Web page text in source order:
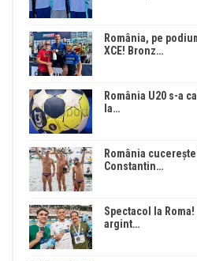
România, pe
XCE! Bronz…
România U20 s-a
la…
România
Constantin…
Spectacol la
argint…